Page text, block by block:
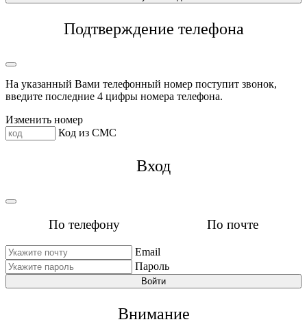
Подтверждение телефона
На указанный Вами телефонный номер поступит звонок,
введите последние 4 цифры номера телефона.
Изменить номер
Код из СМС
Вход
По телефону По почте
Email
Пароль
Войти
Внимание